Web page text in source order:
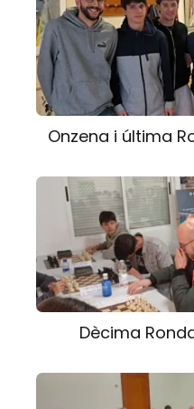
Onzena i última
Dècima